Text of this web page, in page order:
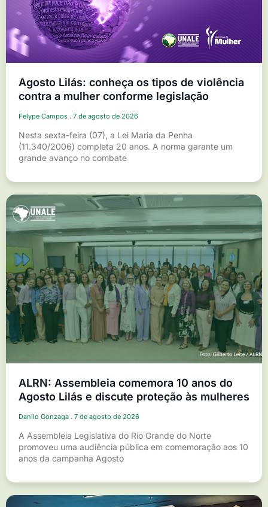
Agosto Lilás: conheça os tipos de violência
contra a mulher conforme legislação
Felype Campos 7 de agosto de 2026
Nesta sexta-feira (07), a Lei Maria da Penha
(11.340/2006) completa 20 anos. A norma garante um
grande avanço no combate
ALRN: Assembleia comemora 10 anos do
Agosto Lilás e discute proteção às mulheres
Danilo Gonzaga 7 de agosto de 2026
A Assembleia Legislativa do Rio Grande do Norte
promoveu uma audiência pública em comemoração aos 10
anos da campanha Agosto